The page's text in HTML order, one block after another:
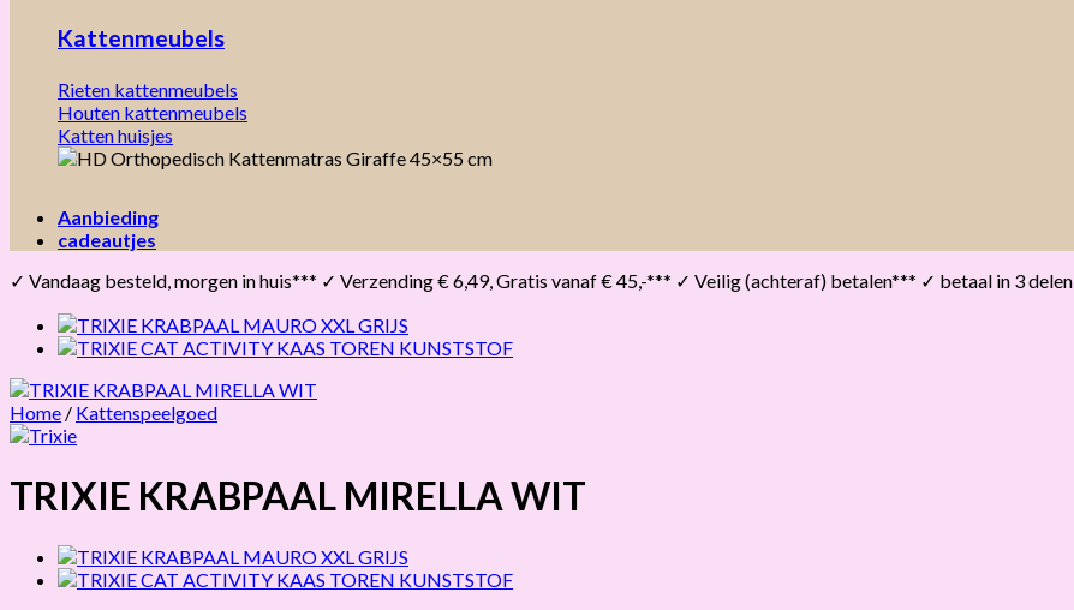
Kattenmeubels
Rieten kattenmeubels
Houten kattenmeubels
Katten huisjes
Aanbieding
cadeautjes
✓ Vandaag besteld, morgen in huis*** ✓ Verzending € 6,49, Gratis vanaf € 45,-*** ✓ Veilig (achteraf) betalen*** ✓ betaal in 3 delen
Home / Kattenspeelgoed
TRIXIE KRABPAAL MIRELLA WIT